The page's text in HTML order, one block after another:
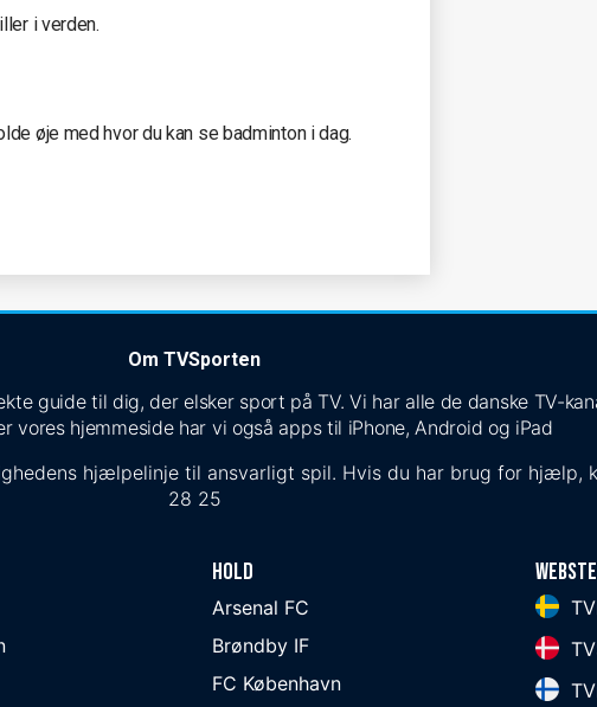
i verden.
øje med hvor du kan se badminton i dag.
Om TVSporten
guide til dig, der elsker sport på TV. Vi har alle de danske TV-
vores hjemmeside har vi også apps til iPhone, Android og iPad
hjælpelinje til ansvarligt spil. Hvis du har brug for hjælp,
28 25
Hold
Arsenal FC
Brøndby IF
FC København